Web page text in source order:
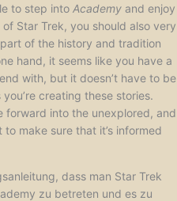
to step into Academy and enjoy
Star Trek, you should also very
of the history and tradition
hand, it seems like you have a
with, but it doesn’t have to be
creating these stories.
forward into the unexplored, and
make sure that it’s informed
dass man Star Trek
zu betreten und es zu